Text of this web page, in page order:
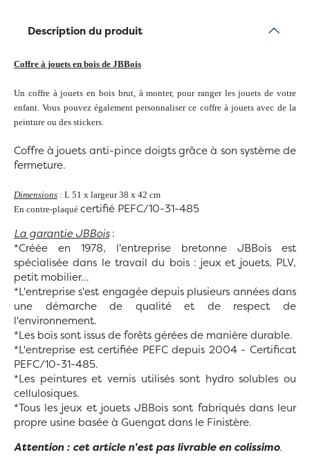
Description du produit
Coffre à jouets en bois de JBBois
Un coffre à jouets en bois brut, à monter, pour ranger les jouets de votre
enfant. Vous pouvez également personnaliser ce coffre à jouets avec de la
peinture ou des stickers.
Coffre à jouets anti-pince doigts grâce à son système de
fermeture.
Dimensions : L 51 x largeur 38 x 42 cm
En contre-plaqué certifié PEFC/10-31-485
La garantie JBBois:
*Créée en 1978, l'entreprise bretonne JBBois est
spécialisée dans le travail du bois : jeux et jouets, PLV,
petit mobilier...
*L'entreprise s'est engagée depuis plusieurs années dans
une démarche de qualité et de respect de
l'environnement.
*Les bois sont issus de forêts gérées de manière durable.
*L'entreprise est certifiée PEFC depuis 2004 - Certificat
PEFC/10-31-485.
*Les peintures et vernis utilisés sont hydro solubles ou
cellulosiques.
*Tous les jeux et jouets JBBois sont fabriqués dans leur
propre usine basée à Guengat dans le Finistère.
Attention : cet article n'est pas livrable en colissimo.